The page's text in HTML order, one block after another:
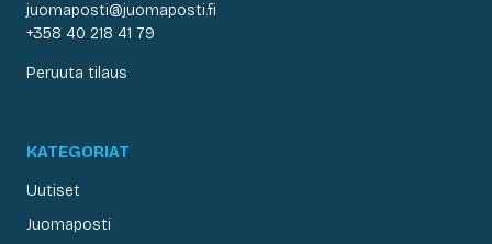
juomaposti@juomaposti.fi
+358 40 218 41 79
Peruuta tilaus
KATEGORIAT
Uutiset
Juomaposti